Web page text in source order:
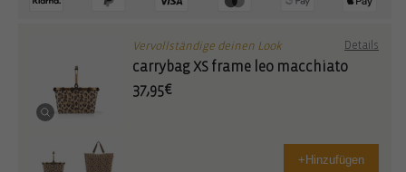
Vervollständige deinen Look Details
carrybag XS frame leo macchiato
37,95€
+ Hinzufügen